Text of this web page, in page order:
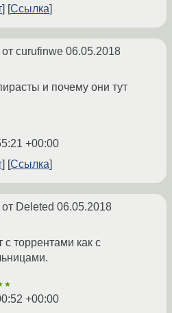
Ссылка
от curufinwe 06.05.2018
и почему они тут
+00:00
Ссылка
от Deleted 06.05.2018
торрентами как с
+00:00